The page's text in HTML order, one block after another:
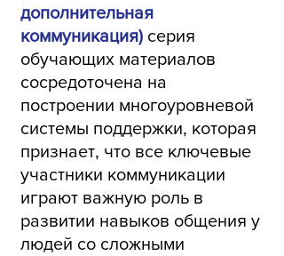
дополнительная
коммуникация) серия
обучающих материалов
сосредоточена на
построении многоуровневой
системы поддержки, которая
признает, что все ключевые
участники коммуникации
играют важную роль в
развитии навыков общения у
людей со сложными